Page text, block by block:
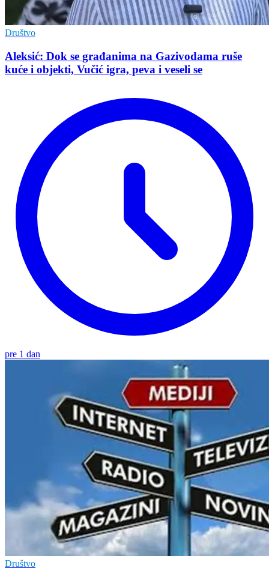
Društvo
Aleksić: Dok se građanima na Gazivodama ruše
kuće i objekti, Vučić igra, peva i veseli se
pre 1 dan
Društvo